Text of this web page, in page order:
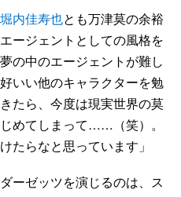
内佳寿也とも万津莫の余裕
ージェントとしての風格を
の中のエージェントが難し
いい他のキャラクターを勉
たら、今度は現実世界の莫
めてしまって……（笑）。
たらなと思っています」
ーゼッツを演じるのは、ス